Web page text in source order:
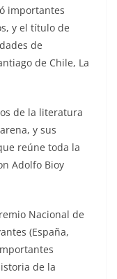
importantes
y el título de
de
de Chile, La
de la literatura
y sus
reúne toda la
Adolfo Bioy
Nacional de
(España,
de la